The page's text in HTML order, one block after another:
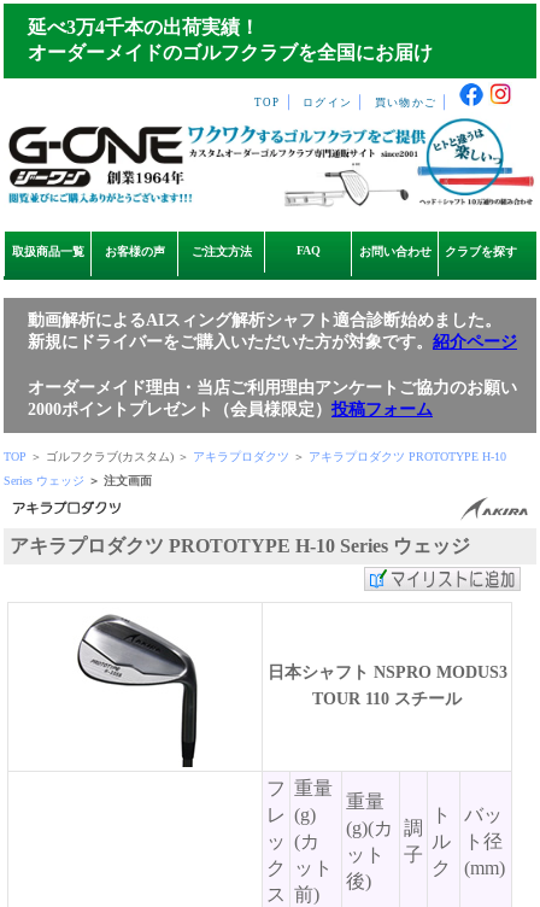
延べ3万4千本の出荷実績！
オーダーメイドのゴルフクラブを全国にお届け
TOP ログイン 買い物かご
取扱商品一覧 お客様の声 ご注文方法 FAQ お問い合わせ クラブを探す
動画解析によるAIスィング解析シャフト適合診断始めました。
新規にドライバーをご購入いただいた方が対象です。 紹介ページ
オーダーメイド理由・当店ご利用理由アンケートご協力のお願い
2000ポイントプレゼント（会員様限定） 投稿フォーム
TOP ＞ ゴルフクラブ(カスタム) ＞ アキラプロダクツ ＞ アキラプロダクツ PROTOTYPE H-10
Series ウェッジ ＞ 注文画面
アキラプロダクツ PROTOTYPE H-10 Series ウェッジ
日本シャフト NSPRO MODUS3
TOUR 110 スチール
フ
レ
ッ
ク
ス
重量
(g)
(カ
ット
前)
重量
(g)(カ
ット
後)
調
子
ト
ル
ク
バッ
ト径
(mm)